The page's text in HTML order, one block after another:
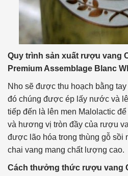
Quy trình sản xuất rượu vang
Premium Assemblage Blanc
Nho sẽ được thu hoạch bằng
đó chúng được ép lấy nước và
tiếp đến là lên men Malolactic
và hương vị tròn đầy của rượu
được lão hóa trong thùng gỗ sồi
chai vang mang chất lượng cao.
Cách thưởng thức rượu vang